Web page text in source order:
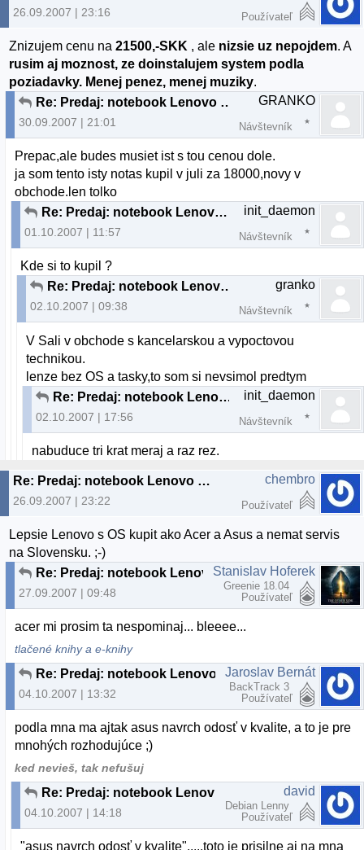
26.09.2007 | 23:16 Používateľ
Znizujem cenu na21500,-SKK , ale nizsie uz nepojdem. A
rusim aj moznost, ze doinstalujem system podla
poziadavky. Menej penez, menej muziky.
Re: Predaj: notebook Lenovo 3000 C200
30.09.2007 | 21:01
GRANKO
Návštevník
Prepac,ale budes musiet ist s tou cenou dole.
ja som tento isty notas kupil v juli za 18000,novy v
obchode.len tolko
Re: Predaj: notebook Lenovo 3000 C200
01.10.2007 | 11:57
init_daemon
Návštevník
Kde si to kupil ?
Re: Predaj: notebook Lenovo 3000 C200
02.10.2007 | 09:38
granko
Návštevník
V Sali v obchode s kancelarskou a vypoctovou
technikou.
lenze bez OS a tasky,to som si nevsimol predtym
Re: Predaj: notebook Lenovo 3000 C200
02.10.2007 | 17:56
init_daemon
Návštevník
nabuduce tri krat meraj a raz rez.
Re: Predaj: notebook Lenovo 3000 C200
26.09.2007 | 23:22
chembro
Používateľ
Lepsie Lenovo s OS kupit ako Acer a Asus a nemat servis
na Slovensku. ;-)
Re: Predaj: notebook Lenovo 3000 C200
27.09.2007 | 09:48
Stanislav Hoferek
Greenie 18.04
Používateľ
acer mi prosim ta nespominaj... bleeee...
tlačené knihy a e-knihy
Re: Predaj: notebook Lenovo 3000 C200
04.10.2007 | 13:32
Jaroslav Bernát
BackTrack 3
Používateľ
podla mna ma ajtak asus navrch odosť v kvalite, a to je pre
mnohých rozhodujúce ;)
ked nevieš, tak nefušuj
04.10.2007 | 14:18
david
Debian Lenny
Používateľ
"asus navrch odosť v kvalite".....toto je prisilne aj na mna